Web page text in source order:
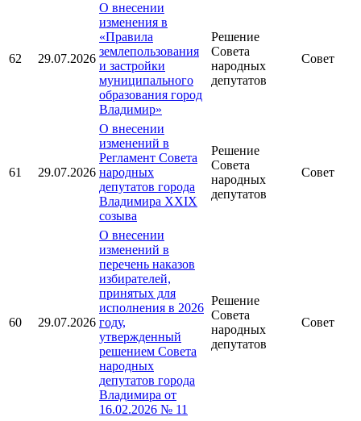
62 29.07.2026
О внесении
изменения в
«Правила
землепользования
и застройки
муниципального
образования город
Владимир»
Решение
Совета
народных
депутатов
Совет
61 29.07.2026
О внесении
изменений в
Регламент Совета
народных
депутатов города
Владимира XXIХ
созыва
Решение
Совета
народных
депутатов
Совет
60 29.07.2026
О внесении
изменений в
перечень наказов
избирателей,
принятых для
исполнения в 2026
году,
утвержденный
решением Совета
народных
депутатов города
Владимира от
16.02.2026 № 11
Решение
Совета
народных
депутатов
Совет